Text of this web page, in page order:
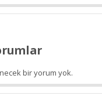
bir yorum yok.